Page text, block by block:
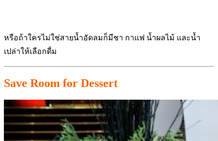
หรือถ้าใครไม่ใช่สายน้ำอัดลมก็มีชา กาแฟ น้ำผลไม้ และน้ำ
เปล่าให้เลือกดื่ม
Save Room for Dessert